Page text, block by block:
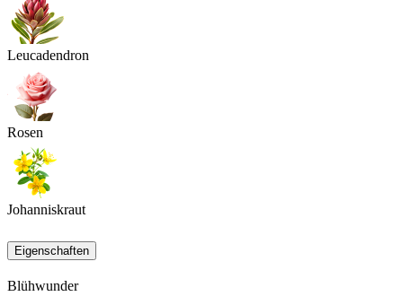
Leucadendron
Rosen
Johanniskraut
Eigenschaften
Blühwunder